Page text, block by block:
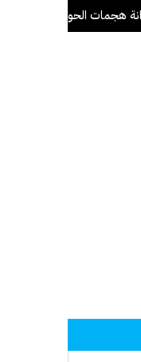
الحوثيين على السعودية